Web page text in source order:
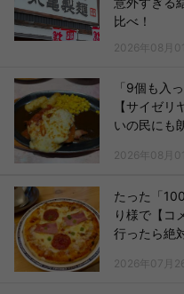
比べ！
2026年08月01
「9個も入
【サイゼ
いの民にも
2026年08月01
たった「
り様で【コ
行ったら絶
2026年07月26